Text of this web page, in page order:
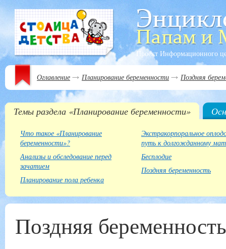
Проект Информационного
Оглавление Планирование беременности Поздняя
Темы раздела «Планирование беременности»
Что такое «Планирование
беременности»?
Анализы и обследование перед
зачатием
Планирование пола ребенка
Экстракорпоральное
путь к долгожданному
Бесплодие
Поздняя беременность
Поздняя беременность